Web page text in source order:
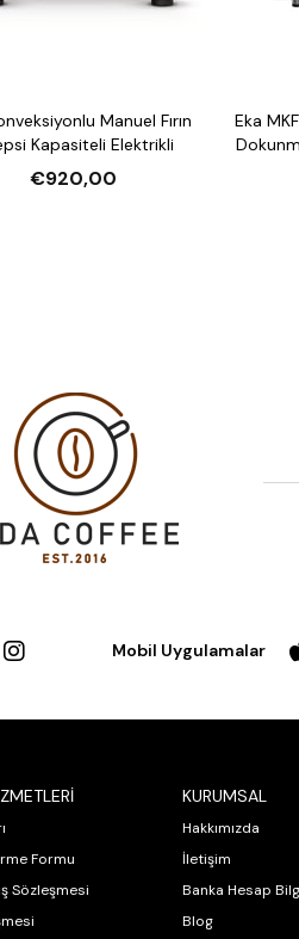
Manuel Fırın
Kapasiteli Elektrikli
€920,00
Eka
10
Mobil Uygulamalar
Formu
Sözleşmesi
KURUMSAL
Hakkımızda
İletişim
Banka Hesap
Blog